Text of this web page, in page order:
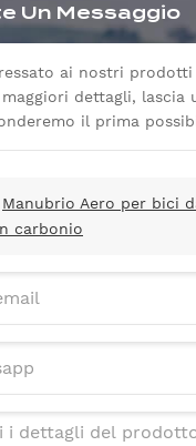
Un Messaggio
ai nostri prodotti
dettagli, lascia
il prima
Manubrio Aero per bici
carbonio